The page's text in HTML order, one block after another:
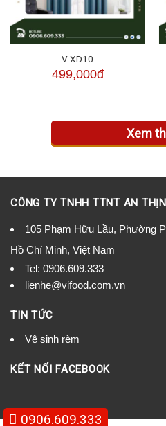
V XD10
499,000đ
Xem
CÔNG TY TNHH TTNT AN
105 Phạm Hữu Lầu, Phường
Hồ Chí Minh, Việt Nam
Tel: 0906.609.333
lienhe@vifood.com.vn
TIN TỨC
Vệ sinh rèm
KẾT NỐI FACEBOOK
0906.609.333